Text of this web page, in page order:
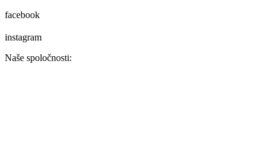
facebook
instagram
Naše spoločnosti: